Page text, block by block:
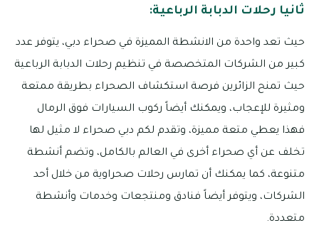
ثانيا رحلات الدبابة الرباعية:
حيث تعد واحدة من الانشطة المميزة في صحراء دبي، يتوفر عدد
كبير من الشركات المتخصصة في تنظيم رحلات الدبابة الرباعية
حيث تمنح الزائرين فرصة استكشاف الصحراء بطريقة ممتعة
ومثيرة للإعجاب، ويمكنك أيضاً ركوب السيارات فوق الرمال
فهذا يعطي متعة مميزة، وتقدم لكم دبي صحراء لا مثيل لها
تخلف عن أي صحراء أخرى في العالم بالكامل، وتضم أنشطة
متنوعة، كما يمكنك أن تمارس رحلات صحراوية من خلال أحد
الشركات، ويتوفر أيضاً فنادق ومنتجعات وخدمات وأنشطة
متعددة.